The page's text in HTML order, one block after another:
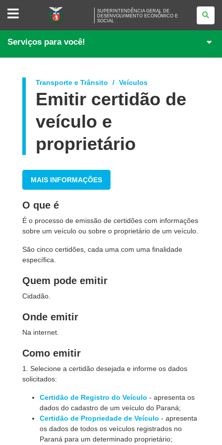
SUPERINTENDÊNCIA
DESENVOLVIMENTO
ECONÔMICO
E
SUPERINTENDÊNCIA GERAL DE
DESENVOLVIMENTO ECONÔMICO E
SOCIAL
Serviços para você!
Transporte e Trânsito Veículos
Emitir certidão de
veículo e
proprietário
MAIS INFORMAÇÕES
O que é
É o processo de emissão de certidões com informações
sobre um veículo ou sobre o proprietário de um veículo.
São cinco certidões, cada uma com uma finalidade
específica.
Quem pode emitir
Cidadão.
Onde emitir
Na internet.
Como emitir
1. Selecione a certidão desejada e informe os dados
solicitados:
Certidão de Registro do Veículo - apresenta os
dados do cadastro de um veículo do Paraná;
Certidão de Propriedade de Veículo - apresenta
os dados de todos os veículos registrados no
Paraná para um determinado proprietário;